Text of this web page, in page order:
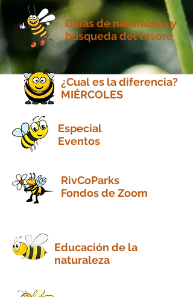
Guías de naturaleza y
búsqueda del tesoro
¿Cual es la diferencia?
MIÉRCOLES
RivCoParks
Fondos de Zoom
Educación de la
naturaleza
Especial
Eventos